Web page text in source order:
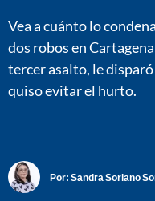
Vea a cuánto lo
dos robos en
tercer asalto, le
quiso evitar el hurto.
Por: Sandra Soriano